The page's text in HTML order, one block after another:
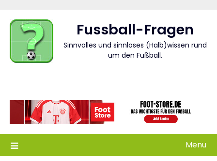
content
Fussball-Fragen
Sinnvolles und sinnloses (Halb)wissen rund
um den Fußball.
Menu